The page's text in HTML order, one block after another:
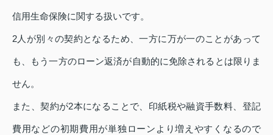
信用生命保険に関する扱いです。
2人が別々の契約となるため、一方に万が一のことがあって
も、もう一方のローン返済が自動的に免除されるとは限りま
せん。
また、契約が2本になることで、印紙税や融資手数料、登記
費用などの初期費用が単独ローンより増えやすくなるので